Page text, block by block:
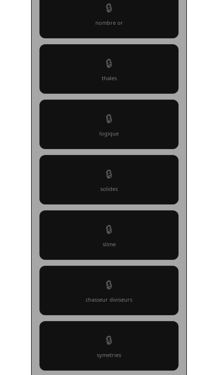
🔒
nombre or
🔒
thales
🔒
logique
🔒
solides
🔒
slime
🔒
chasseur diviseurs
🔒
symetries